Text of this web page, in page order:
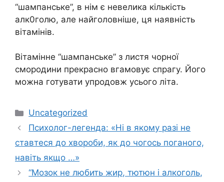
“шампанське”, в нім є невелика кількість
алк0голю, але найголовніше, ця наявність
вітамінів.
Вітамінне “шампанське” з листя чорної
смородини прекрасно вгамовує спрагу. Його
можна готувати упродовж усього літа.
Категорії
Uncategorized
Психолог-легенда: «Ні в якому разі не
ставтеся до хвороби, як до чогось поганого,
навіть якщо …»
“Мозок не любить жир, тютюн і алкоголь,